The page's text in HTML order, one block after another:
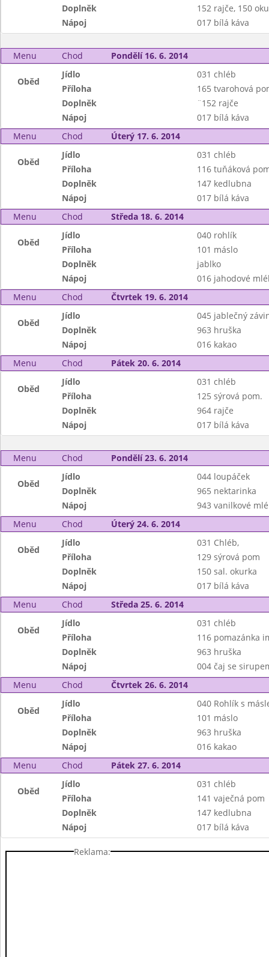
Doplněk
152 rajče, 150
Nápoj
017 bílá káva
Menu Chod Pondělí 16. 6. 2014
Oběd
Jídlo
031 chléb
Příloha
165 tvarohová
Doplněk
¨152 rajče
Nápoj
017 bílá káva
Menu
Chod Úterý 17. 6. 2014
Oběd
Jídlo
031 chléb
Příloha
116 tuňáková
Doplněk
147 kedlubna
Nápoj
017 bílá káva
Menu
Chod Středa 18. 6. 2014
Oběd
Jídlo
040 rohlík
Příloha
101 máslo
Doplněk
jablko
Nápoj
016 jahodové
Menu
Chod Čtvrtek 19. 6. 2014
Oběd
Jídlo
045 jablečný
Doplněk
963 hruška
Nápoj
016 kakao
Menu
Chod Pátek 20. 6. 2014
Oběd
Jídlo
031 chléb
Příloha
125 sýrová pom.
Doplněk
964 rajče
Nápoj
017 bílá káva
Menu Chod Pondělí 23. 6. 2014
Oběd
Jídlo
044 loupáček
Doplněk
965 nektarinka
Nápoj
943 vanilkové
Menu
Chod Úterý 24. 6. 2014
Oběd
Jídlo
031 Chléb,
Příloha
129 sýrová pom
Doplněk
150 sal. okurka
Nápoj
017 bílá káva
Menu
Chod Středa 25. 6. 2014
Oběd
Jídlo
031 chléb
Příloha
116 pomazánka
Doplněk
963 hruška
Nápoj
004 čaj se
Menu
Chod Čtvrtek 26. 6. 2014
Oběd
Jídlo
040 Rohlík s
Příloha
101 máslo
Doplněk
963 hruška
Nápoj
016 kakao
Menu
Chod Pátek 27. 6. 2014
Oběd
Jídlo
031 chléb
Příloha
141 vaječná pom
Doplněk
147 kedlubna
Nápoj
017 bílá káva
Reklama: